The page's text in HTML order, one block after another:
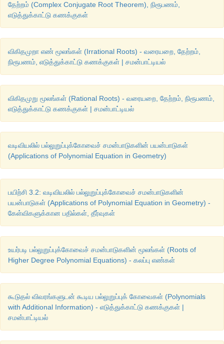
தேற்றம் (Complex Conjugate Root Theorem), நிரூபணம்,
எடுத்துக்காட்டு கணக்குகள்
விகிதமுறா எண் மூலங்கள் (Irrational Roots) - வரையறை, தேற்றம்,
நிரூபணம், எடுத்துக்காட்டு கணக்குகள் | சமன்பாட்டியல்
விகிதமுறு மூலங்கள் (Rational Roots) - வரையறை, தேற்றம், நிரூபணம்,
எடுத்துக்காட்டு கணக்குகள் | சமன்பாட்டியல்
வடிவியலில் பல்லுறுப்புக்கோவைச் சமன்பாடுகளின் பயன்பாடுகள்
(Applications of Polynomial Equation in Geometry)
பயிற்சி 3.2: வடிவியலில் பல்லுறுப்புக்கோவைச் சமன்பாடுகளின்
பயன்பாடுகள் (Applications of Polynomial Equation in Geometry) -
கேள்விகளுக்கான பதில்கள், தீர்வுகள்
உயர்படி பல்லுறுப்புக்கோவைச் சமன்பாடுகளின் மூலங்கள் (Roots of
Higher Degree Polynomial Equations) - கலப்பு எண்கள்
கூடுதல் விவரங்களுடன் கூடிய பல்லுறுப்புக் கோவைகள் (Polynomials
with Additional Information) - எடுத்துக்காட்டு கணக்குகள் |
சமன்பாட்டியல்